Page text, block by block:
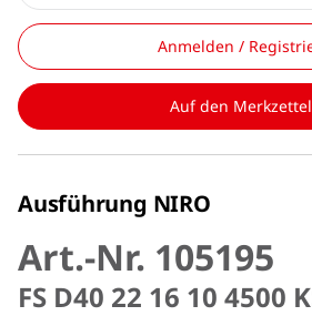
Anmelden /
Auf den Merkzettel
Ausführung NIRO
Art.-Nr. 105195
FS D40 22 16 10 4500